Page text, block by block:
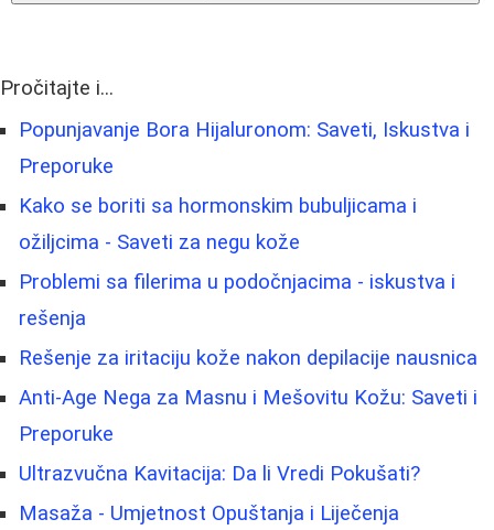
Pročitajte i...
Popunjavanje Bora Hijaluronom: Saveti, Iskustva i
Preporuke
Kako se boriti sa hormonskim bubuljicama i
ožiljcima - Saveti za negu kože
Problemi sa filerima u podočnjacima - iskustva i
rešenja
Rešenje za iritaciju kože nakon depilacije nausnica
Anti-Age Nega za Masnu i Mešovitu Kožu: Saveti i
Preporuke
Ultrazvučna Kavitacija: Da li Vredi Pokušati?
Masaža - Umjetnost Opuštanja i Liječenja